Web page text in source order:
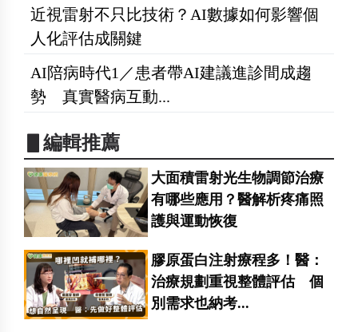
近視雷射不只比技術？AI數據如何影響個
人化評估成關鍵
AI陪病時代1／患者帶AI建議進診間成趨
勢 真實醫病互動...
▋編輯推薦
大面積雷射光生物調節治療
有哪些應用？醫解析疼痛照
護與運動恢復
膠原蛋白注射療程多！醫：
治療規劃重視整體評估 個
別需求也納考...